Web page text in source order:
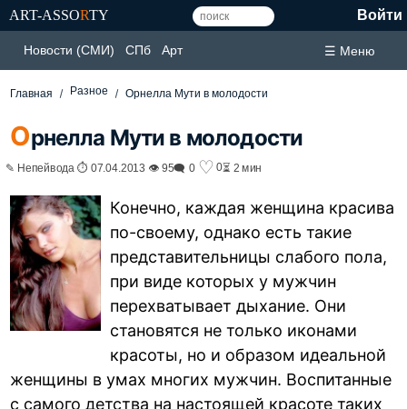
ART-ASSORTY Войти
Новости (СМИ) СПб Арт ☰ Меню
Главная Разное Орнелла Мути в молодости
Орнелла Мути в молодости
✎ Непейвода ⏱ 07.04.2013 👁 95🗨 0 ♡ 0⏳ 2 мин
Конечно, каждая женщина красива
по-своему, однако есть такие
представительницы слабого пола,
при виде которых у мужчин
перехватывает дыхание. Они
становятся не только иконами
красоты, но и образом идеальной
женщины в умах многих мужчин. Воспитанные
с самого детства на настоящей красоте таких